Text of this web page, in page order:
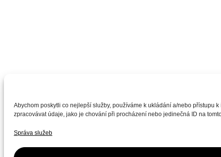
Abychom poskytli co nejlepší služby, používáme k ukládání a/nebo přístupu
zpracovávat údaje, jako je chování při procházení nebo jedinečná ID na
Správa služeb